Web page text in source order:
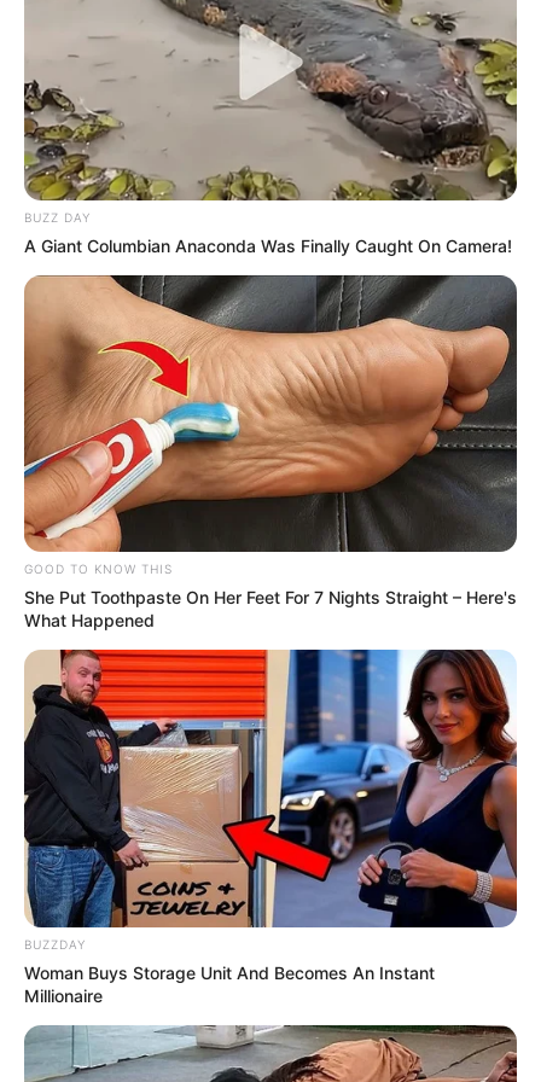
💠Tablet para registro digital das visitas domiciliares;
💠Fardamento completo com colete, bolsa e camisa;
💠Equipamentos para atualização de cadastros e monitoramento
das famílias;
💠Ferramentas que permitem maior integração com os sistemas da
Vigilância em Saúde.
Com esses recursos, os profissionais passam a termais agilidade
no atendimentoe na coleta de dados, fortalecendo as ações da
Atenção Básica em Saúdenos territórios atendidos.
📊Inclusão digital alcança milhares de estudantes
Na área da educação, o governo realizou a
entrega de mais de 11
de diversos municípios da região
educacionais
, permitindo que os alunos utilizem conteúdos
digitais,assistam a videoaulase ampliem o aprendizado além da
BUZZ DAY
A Giant Columbian Anaconda Was Finally Caught On Camera!
GOOD TO KNOW THIS
She Put Toothpaste On Her Feet For 7 Nights Straight – Here's
What Happened
BUZZDAY
Woman Buys Storage Unit And Becomes An Instant
Millionaire